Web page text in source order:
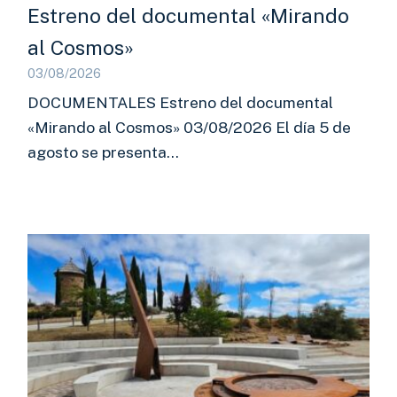
Estreno del documental «Mirando
al Cosmos»
03/08/2026
DOCUMENTALES Estreno del documental
«Mirando al Cosmos» 03/08/2026 El día 5 de
agosto se presenta…